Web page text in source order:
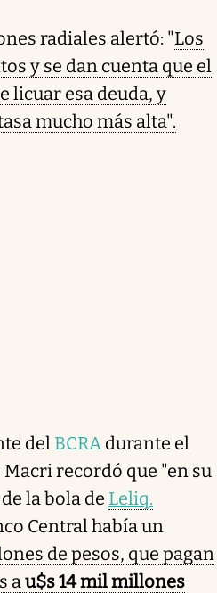
radiales alertó: "Los
y se dan cuenta que el
licuar esa deuda, y
mucho más alta".
del BCRA durante el
recordó que "en su
la bola de Leliq.
Central había un
de pesos, que pagan
au$s 14 mil millones